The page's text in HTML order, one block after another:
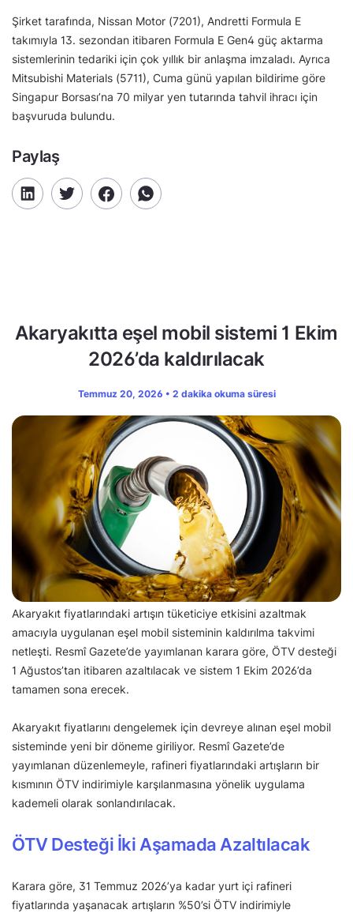
Şirket tarafında, Nissan Motor (7201), Andretti Formula E
takımıyla 13. sezondan itibaren Formula E Gen4 güç aktarma
sistemlerinin tedariki için çok yıllık bir anlaşma imzaladı. Ayrıca
Mitsubishi Materials (5711), Cuma günü yapılan bildirime göre
Singapur Borsası’na 70 milyar yen tutarında tahvil ihracı için
başvuruda bulundu.
Paylaş
Akaryakıtta eşel mobil sistemi 1 Ekim
2026’da kaldırılacak
Temmuz 20, 2026 • 2 dakika okuma süresi
Akaryakıt fiyatlarındaki artışın tüketiciye etkisini azaltmak
amacıyla uygulanan eşel mobil sisteminin kaldırılma takvimi
netleşti. Resmî Gazete’de yayımlanan karara göre, ÖTV desteği
1 Ağustos’tan itibaren azaltılacak ve sistem 1 Ekim 2026’da
tamamen sona erecek.
Akaryakıt fiyatlarını dengelemek için devreye alınan eşel mobil
sisteminde yeni bir döneme giriliyor. Resmî Gazete’de
yayımlanan düzenlemeyle, rafineri fiyatlarındaki artışların bir
kısmının ÖTV indirimiyle karşılanmasına yönelik uygulama
kademeli olarak sonlandırılacak.
ÖTV Desteği İki Aşamada Azaltılacak
Karara göre, 31 Temmuz 2026’ya kadar yurt içi rafineri
fiyatlarında yaşanacak artışların %50’si ÖTV indirimiyle